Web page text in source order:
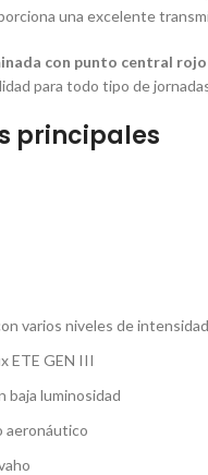
una excelente
con punto central
para todo tipo de
principales
varios niveles de intensidad
ETE GEN III
baja luminosidad
aeronáutico